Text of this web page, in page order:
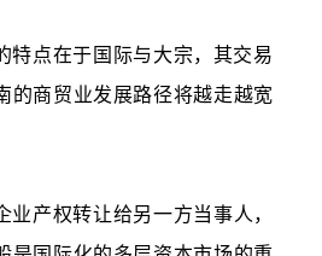
特点在于国际与大宗，其交易
的商贸业发展路径将越走越宽
产权转让给另一方当事人，